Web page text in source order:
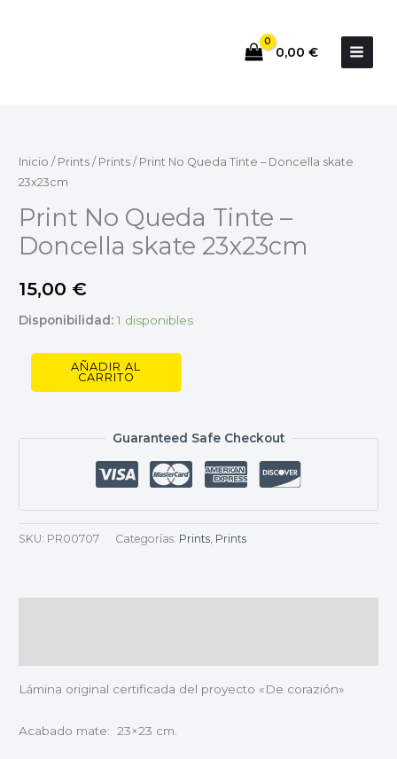
0,00 €
Inicio / Prints / Prints / Print No Queda Tinte – Doncella skate
23x23cm
Print No Queda Tinte –
Doncella skate 23x23cm
15,00 €
Disponibilidad: 1 disponibles
Queda
Tinte
Doncella
skate
cantidad
AÑADIR AL
CARRITO
Guaranteed Safe Checkout
SKU: PR00707 Categorías: Prints, Prints
Lámina original certificada del proyecto «De corazión»
Acabado mate: 23×23 cm.